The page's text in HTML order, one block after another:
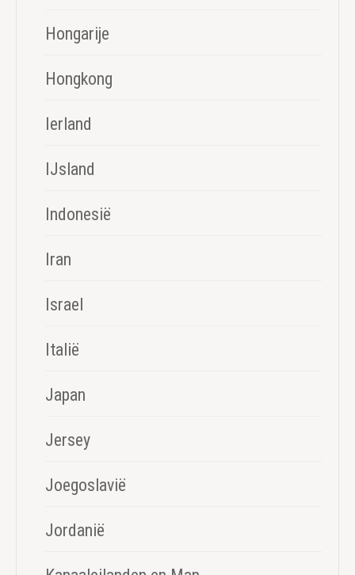
Hongarije
Hongkong
Ierland
IJsland
Indonesië
Iran
Israel
Italië
Japan
Jersey
Joegoslavië
Jordanië